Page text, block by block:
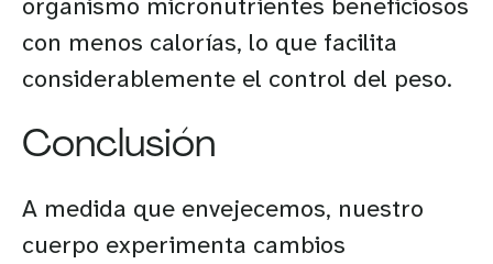
con menos calorías, lo que facilita
considerablemente el control del peso.
Conclusión
A medida que envejecemos, nuestro
cuerpo experimenta cambios